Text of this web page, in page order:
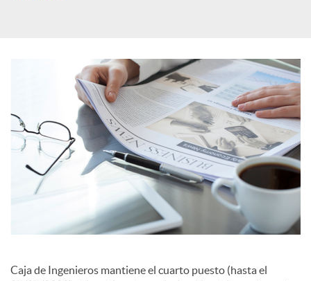
i
a
Caja de Ingenieros mantiene el cuarto puesto (hasta el